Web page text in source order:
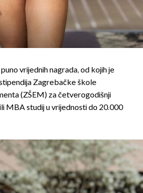
vrijednih nagrada, od kojih je
Zagrebačke škole
(ZŠEM) za četverogodišnji
MBA studij u vrijednosti do 20.000